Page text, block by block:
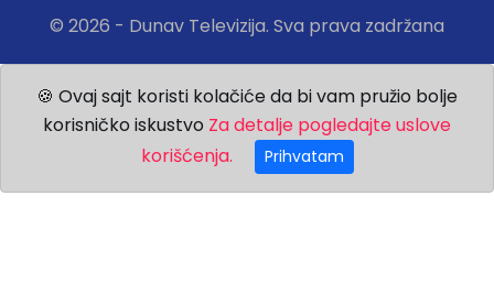
© 2026 - Dunav Televizija. Sva prava zadržana
🍪 Ovaj sajt koristi kolačiće da bi vam pružio bolje
korisničko iskustvo Za detalje pogledajte uslove
korišćenja.
Prihvatam